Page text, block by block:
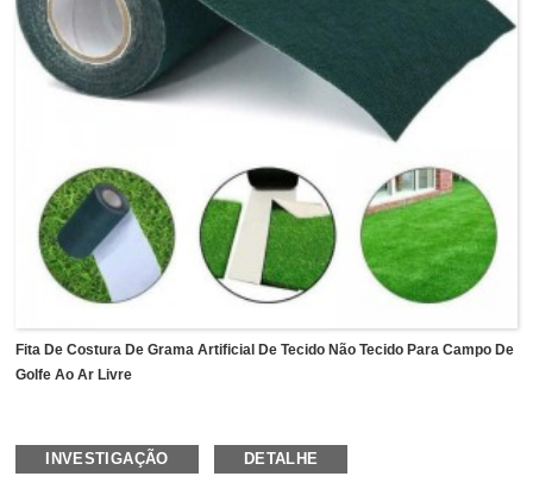
Fita De Costura De Grama Artificial De Tecido Não Tecido Para Campo De
Golfe Ao Ar Livre
Fita de costura de grama artificialusa tecido não tecido
como suporte de suporte revestido com adesivo acrílico em
INVESTIGAÇÃO DETALHE